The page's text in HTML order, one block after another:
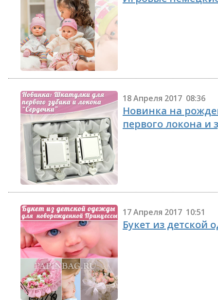
18 Апреля 2017 08:36
Новинка на
первого локона и
17 Апреля 2017 10:51
Букет из